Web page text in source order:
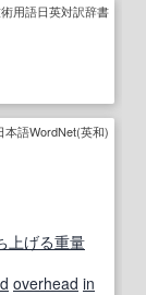
用語日英対訳辞書
本語WordNet(英和)
上げる重量
overhead in